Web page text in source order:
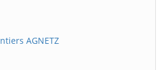
AGNETZ